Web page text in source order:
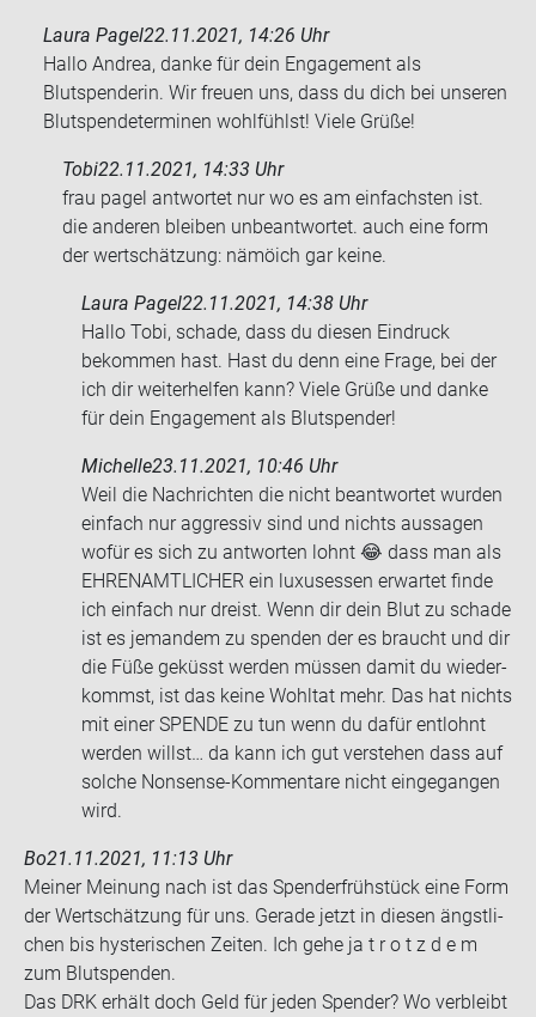
Laura Pagel22.11.2021, 14:26 Uhr
Hallo Andrea, danke für dein Engagement als
Blutspenderin. Wir freuen uns, dass du dich bei unseren
Blutspendeterminen wohlfühlst! Viele Grüße!
Tobi22.11.2021, 14:33 Uhr
frau pagel ant­wor­tet nur wo es am ein­fachs­ten ist.
die an­de­ren blei­ben un­be­ant­wor­tet. auch eine form
der wert­schät­zung: nämöich gar keine.
Laura Pagel22.11.2021, 14:38 Uhr
Hallo Tobi, schade, dass du diesen Eindruck
bekommen hast. Hast du denn eine Frage, bei der
ich dir weiterhelfen kann? Viele Grüße und danke
für dein Engagement als Blutspender!
Michelle23.11.2021, 10:46 Uhr
Weil die Nach­rich­ten die nicht be­ant­wor­tet wur­den
ein­fach nur ag­gres­siv sind und nichts aus­sa­gen
wofür es sich zu ant­wor­ten lohnt 😂 dass man als
EH­REN­AMT­LI­CHER ein lu­xuses­sen er­war­tet finde
ich ein­fach nur dreist. Wenn dir dein Blut zu scha­de
ist es je­man­dem zu spen­den der es braucht und dir
die Füße ge­küsst wer­den müs­sen damit du wie­der­
kommst, ist das keine Wohl­tat mehr. Das hat nichts
mit einer SPEN­DE zu tun wenn du dafür ent­lohnt
wer­den willst… da kann ich gut ver­ste­hen dass auf
sol­che Nonsense-​Kommentare nicht ein­ge­gan­gen
wird.
Bo21.11.2021, 11:13 Uhr
Mei­ner Mei­nung nach ist das Spen­der­früh­stück eine Form
der Wert­schät­zung für uns. Ge­ra­de jetzt in die­sen ängst­li­
chen bis hys­te­ri­schen Zei­ten. Ich gehe ja t r o t z d e m
zum Blut­spen­den.
Das DRK er­hält doch Geld für jeden Spen­der? Wo ver­bleibt